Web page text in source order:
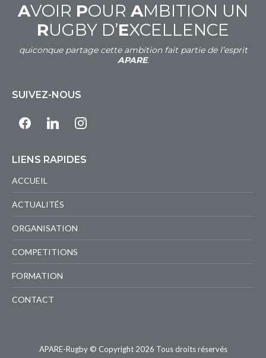
AVOIR POUR AMBITION UN
RUGBY D’EXCELLENCE
quiconque partage cette ambition fait partie de l’esprit
APARE.
SUIVEZ-NOUS
facebooklinkedin instagram
LIENS RAPIDES
ACCUEIL
ACTUALITÉS
ORGANISATION
COMPETITIONS
FORMATION
CONTACT
APARE-Rugby © Copyright 2026 Tous droits réservés